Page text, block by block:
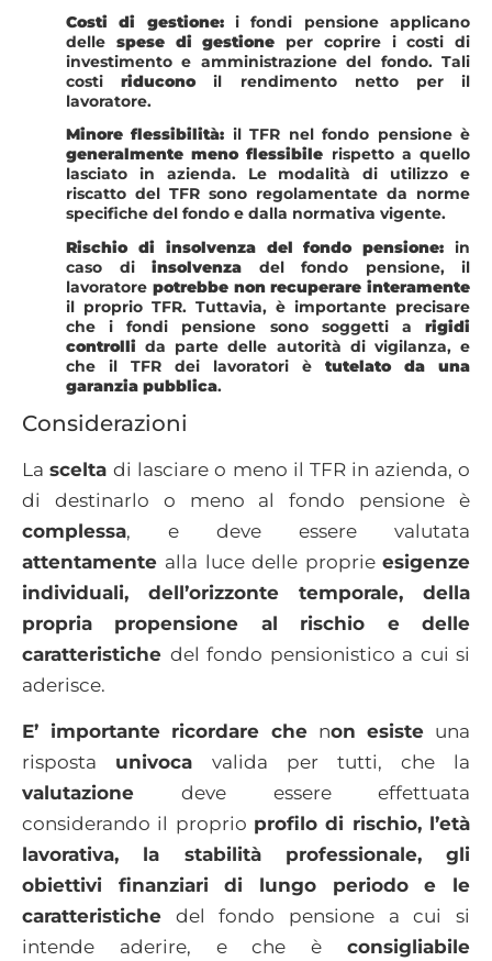
Costi di gestione:i fondi pensione applicano
delle spese di gestione per coprire i costi di
investimento e amministrazione del fondo. Tali
costiriduconoil rendimento netto per il
lavoratore.
Minore flessibilità: il TFR nel fondo pensione è
generalmente meno flessibile rispetto a quello
lasciato in azienda. Le modalità di utilizzo e
riscatto del TFR sono regolamentate da norme
specifiche del fondo e dalla normativa vigente.
Rischio di insolvenza del fondo pensione: in
caso di insolvenza del fondo pensione, il
lavoratore potrebbe non recuperare interamente
il proprio TFR. Tuttavia, è importante precisare
che i fondi pensione sono soggetti a rigidi
controlli da parte delle autorità di vigilanza, e
che il TFR dei lavoratori è tutelato da una
garanzia pubblica.
Considerazioni
Lasceltadi lasciare o meno il TFR in azienda, o
di destinarlo o meno al fondo pensione è
complessa, e deve essere valutata
attentamente alla luce delle proprieesigenze
individuali, dell’orizzonte temporale, della
propria propensione al rischio e delle
caratteristiche del fondo pensionistico a cui si
aderisce.
E’ importante ricordare che non esiste una
risposta univoca valida per tutti, che la
valutazionedeve essere effettuata
considerando il proprio profilo di rischio, l’età
lavorativa, la stabilità professionale, gli
obiettivi finanziari di lungo periodo e le
caratteristiche del fondo pensione a cui si
intende aderire, e che è consigliabile